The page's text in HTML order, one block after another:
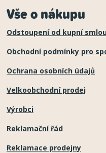
p
v
k
y
v
ý
p
Vše o nákupu
Odstoupení od kupní
Obchodní podmínky pro
Ochrana osobních údajů
Velkoobchodní prodej
Výrobci
Reklamační řád
Reklamace prodejny